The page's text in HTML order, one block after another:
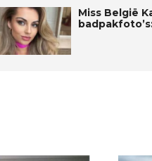
Miss België